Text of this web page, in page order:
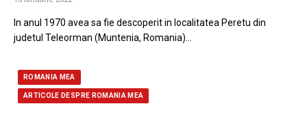
In anul 1970 avea sa fie descoperit in localitatea Peretu din
judetul Teleorman (Muntenia, Romania)…
ROMANIA MEA
ARTICOLE DESPRE ROMANIA MEA